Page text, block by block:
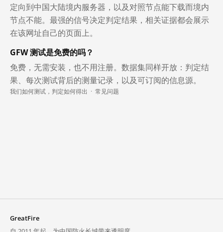
定向到中国大陆境内服务器，以及对照节点能下载而境内
节点不能。最强的信号决定判定结果，相关证据都会展示
在该网址自己的页面上。
GFW 测试是免费的吗？
免费，无需安装，也不用注册。数据集同样开放：判定结
果、每次测试背后的测量记录，以及可订阅的信息源。
我们如何测试，判定如何得出 · 常见问题
GreatFire